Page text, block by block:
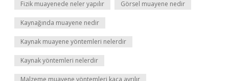
Fizik muayenede neler yapılır Görsel muayene nedir
Kaynağında muayene nedir
Kaynak muayene yöntemleri nelerdir
Kaynak yöntemleri nelerdir
Malzeme muayene yöntemleri kaça ayrılır